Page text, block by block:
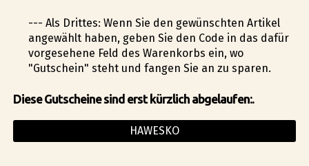
--- Als Drittes: Wenn Sie den gewünschten Artikel
angewählt haben, geben Sie den Code in das dafür
vorgesehene Feld des Warenkorbs ein, wo
"Gutschein" steht und fangen Sie an zu sparen.
Diese Gutscheine sind erst kürzlich abgelaufen:.
HAWESKO